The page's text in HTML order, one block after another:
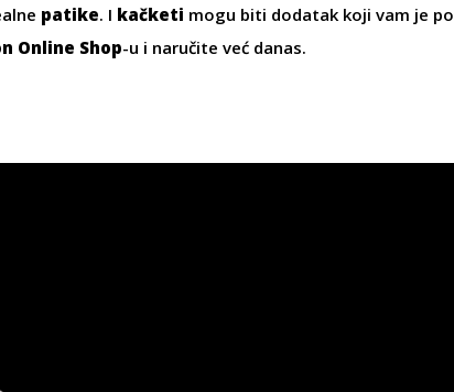
patike. I kačketi mogu biti dodatak koji vam je
Online Shop-u i naručite već danas.